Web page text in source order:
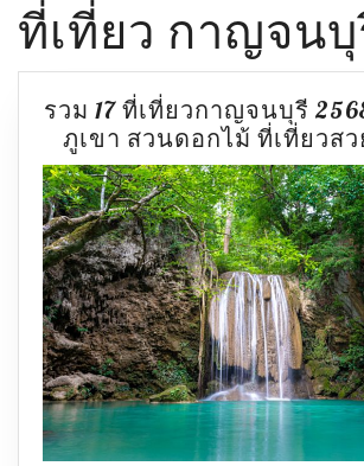
ที่เที่ยว กาญจน
รวม 17 ที่เที่ยวกาญจนบุรี
ภูเขา สวนดอกไม้ ที่เที่ยวสว